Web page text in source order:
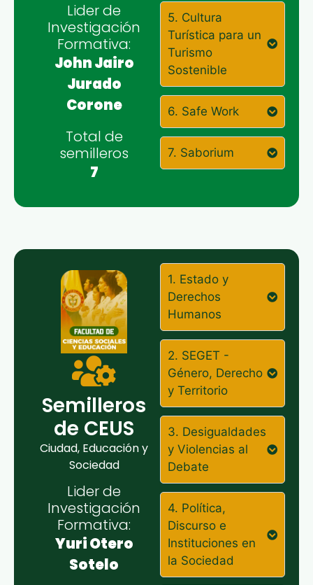
Lider de
Investigación
Formativa:
John Jairo
Jurado
Corone
Total de
semilleros
7
5. Cultura
Turística para un
Turismo
Sostenible
6. Safe Work
7. Saborium
Semilleros
de CEUS
Ciudad, Educación y
Sociedad
Lider de
Investigación
Formativa:
Yuri Otero
Sotelo
1. Estado y
Derechos
Humanos
2. SEGET -
Género, Derecho
y Territorio
3. Desigualdades
y Violencias al
Debate
4. Política,
Discurso e
Instituciones en
la Sociedad